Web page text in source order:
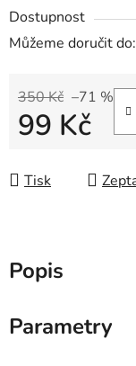
Dostupnost
Můžeme doručit do:
350 Kč –71 %
99 Kč
Tisk
Popis
Parametry